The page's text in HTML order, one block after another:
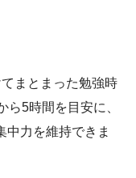
まとまった勉強時
ら5時間を目安に、
中力を維持できま